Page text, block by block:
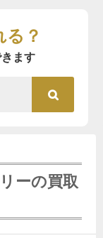
る？
ます
ーの買取